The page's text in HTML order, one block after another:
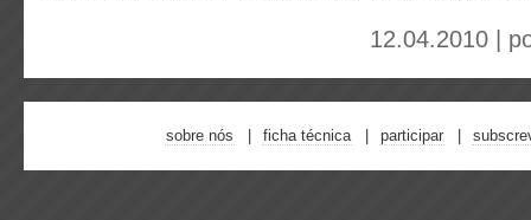
12.04.2010 |
sobre nós ficha técnica participar